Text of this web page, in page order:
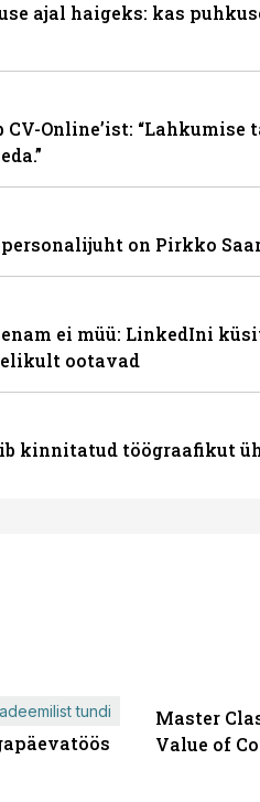
ajal haigeks: kas
CV-Online’ist:
personalijuht on Pirkko
ei müü: LinkedIni
ootavad
kinnitatud töögraafikut
tundi
Master
Value of